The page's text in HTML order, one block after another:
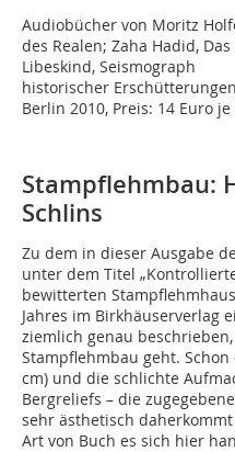
Audiobücher von Moritz
des Realen; Zaha Hadid,
Libeskind, Seismograph
historischer
Berlin 2010, Preis: 14 Euro je
Stampflehmbau:
Schlins
Zu dem in dieser Ausgabe
unter dem Titel
bewitte­r­ten
Jahres im Birkhäuserverlag
ziemlich genau
Stampflehmbau geht. Schon
cm) und die schlichte
Bergreliefs – die
sehr ästhetisch
Art von Buch es sich hier